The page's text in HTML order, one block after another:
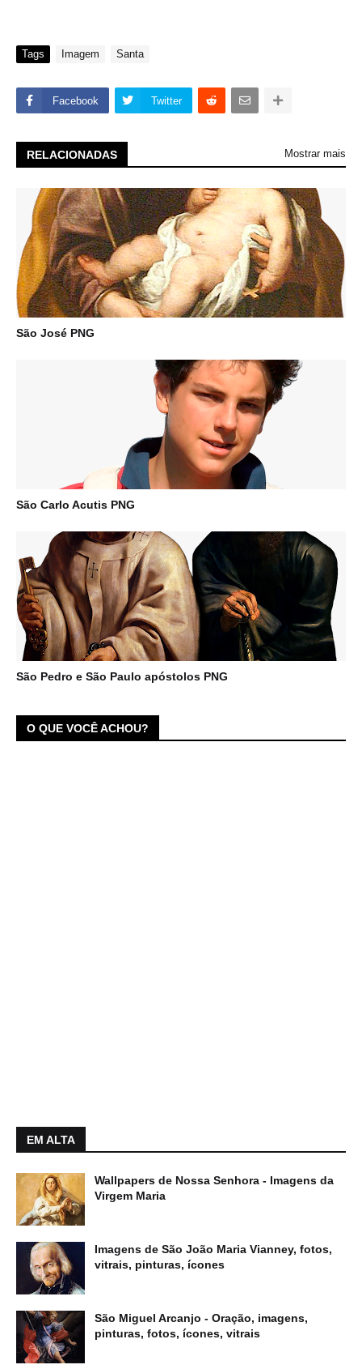
Tags Imagem Santa
Facebook Twitter
RELACIONADAS Mostrar mais
São José PNG
São Carlo Acutis PNG
São Pedro e São Paulo apóstolos PNG
O QUE VOCÊ ACHOU?
EM ALTA
Wallpapers de Nossa Senhora - Imagens da
Virgem Maria
Imagens de São João Maria Vianney, fotos,
vitrais, pinturas, ícones
São Miguel Arcanjo - Oração, imagens,
pinturas, fotos, ícones, vitrais